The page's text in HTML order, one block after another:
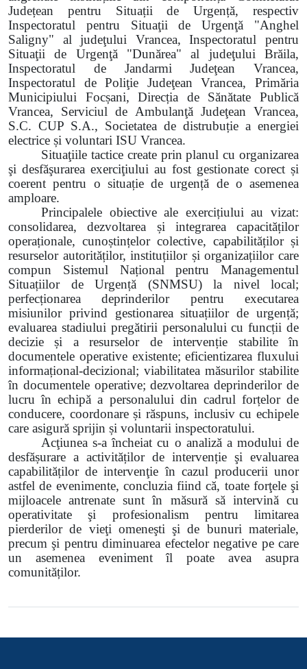
Județean pentru Situații de Urgență, respectiv
Inspectoratul pentru Situaţii de Urgenţă "Anghel
Saligny" al judeţului Vrancea,Inspectoratul pentru
Situaţii de Urgenţă "Dunărea"al judeţului Brăila,
Inspectoratul de Jandarmi Judeţean Vrancea,
Inspectoratul de Poliţie Judeţean Vrancea, Primăria
Municipiului Focșani, Direcția de Sănătate Publică
Vrancea, Serviciul de Ambulanţă Judeţean Vrancea,
S.C. CUP S.A., Societatea de distrubuție a energiei
electrice și voluntari ISU Vrancea.
Situaţiile tactice create prin planul cu organizarea
şi desfăşurarea exerciţiului au fost gestionate corect și
coerent pentru o situație de urgență de o asemenea
amploare.
Principalele obiective ale exercițiului au vizat:
consolidarea, dezvoltarea și integrarea capacităților
operaționale, cunoștințelor colective, capabilităților și
resurselor autorităților, instituțiilor și organizațiilor care
compun Sistemul Național pentru Managementul
Situațiilor de Urgență (SNMSU) la nivel local;
perfecționarea deprinderilor pentru executarea
misiunilor privind gestionarea situațiilor de urgență;
evaluarea stadiului pregătirii personalului cu funcții de
decizie și a resurselor de
intervenție stabilite în
documentele operative existente; eficientizarea fluxului
informațional-decizional; viabilitatea măsurilor stabilite
în documentele operative; dezvoltarea deprinderilor de
lucru în echipă a personalului din cadrul forțelor de
conducere, coordonare și răspuns, inclusiv cu echipele
care asigură sprijin și voluntarii inspectoratului.
Acţiunea s-a încheiat cu o analiză a modului de
desfășurare a activităților de intervenție şi evaluarea
capabilităților de intervenţie în cazul producerii unor
astfel de evenimente, concluzia fiind că, toate forţele şi
mijloacele antrenate sunt în măsură să intervină cu
operativitate şi profesionalism pentru limitarea
pierderilor de vieţi omeneşti şi de bunuri materiale,
precum şi pentru diminuarea efectelor negative pe care
un asemenea eveniment îl poate avea asupra
comunităților.